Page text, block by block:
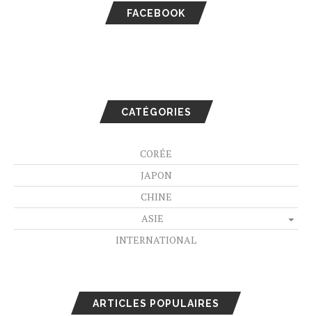
FACEBOOK
CATÉGORIES
CORÉE
JAPON
CHINE
ASIE
INTERNATIONAL
ARTICLES POPULAIRES